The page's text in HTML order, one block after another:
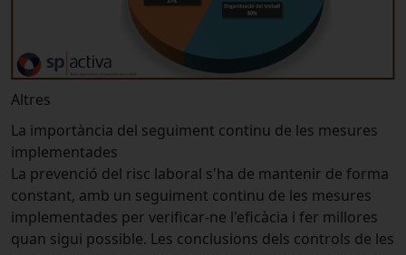
Altres
La importància del seguiment continu de les mesures
implementades
La prevenció del risc laboral s'ha de mantenir de forma
constant, amb un seguiment continu de les mesures
implementades per verificar-ne l'eficàcia i fer millores
quan sigui possible. Les conclusions dels controls de les